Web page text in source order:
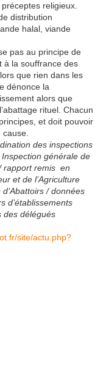
religieux.
distribution
halal, viande
pas au principe de
à la souffrance des
que rien dans les
dénonce la
alors que
rituel. Chacun
et doit pouvoir
des inspections
générale de
rapport remis en
et de l’Agriculture
/ données
d’établissements
des délégués
site/actu.php?